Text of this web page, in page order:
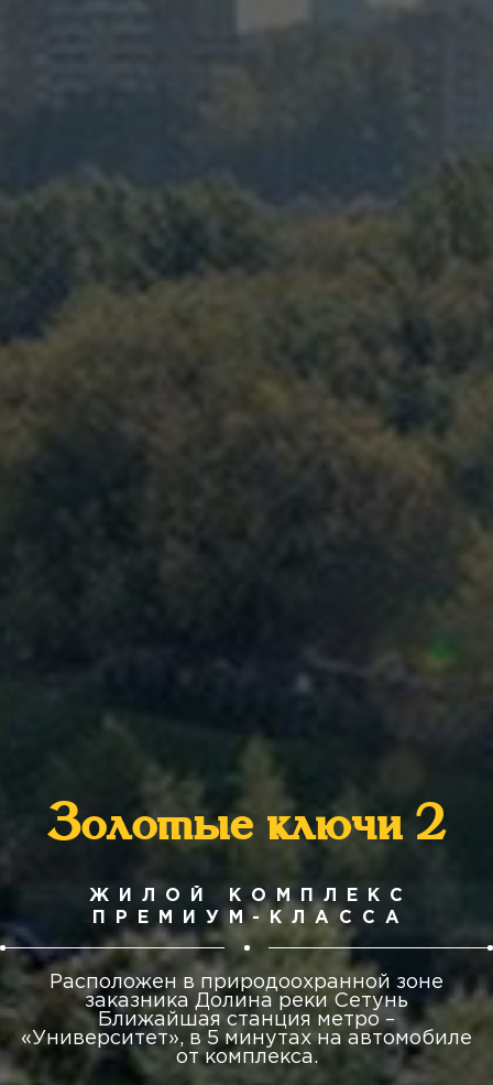
Золотые ключи 2
ЖИЛОЙ КОМПЛЕКС
ПРЕМИУМ-КЛАССА
Расположен в природоохранной зоне
заказника Долина реки Сетунь
Ближайшая станция метро –
«Университет», в 5 минутах на автомобиле
от комплекса.